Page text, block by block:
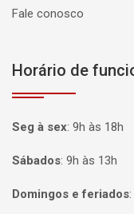
Fale conosco
Horário de
Seg à sex: 9h às 18h
Sábados: 9h às 13h
Domingos e feriados: